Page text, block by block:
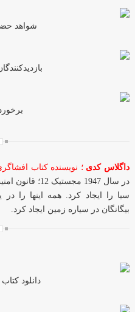
شواهد
داگلاس کدی؛ نویسنده کتاب
در سال 1947
سیا را ایجاد کرد. همه اینها را
بیگانگان در سیاره زمین ایجاد کرد.
دانلود